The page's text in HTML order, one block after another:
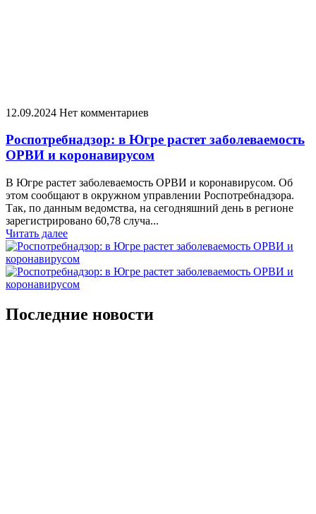
12.09.2024 Нет комментариев
Роспотребнадзор: в Югре растет заболеваемость
ОРВИ и коронавирусом
В Югре растет заболеваемость ОРВИ и коронавирусом. Об
этом сообщают в окружном управлении Роспотребнадзора.
Так, по данным ведомства, на сегодняшний день в регионе
зарегистрировано 60,78 случа...
Читать далее
Последние новости